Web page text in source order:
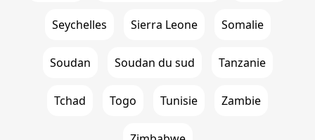
Seychelles Sierra Leone Somalie
Soudan Soudan du sud Tanzanie
Tchad Togo Tunisie Zambie